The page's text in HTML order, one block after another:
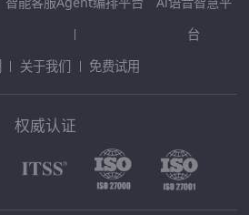
台
关于我们 免费试用
权威认证